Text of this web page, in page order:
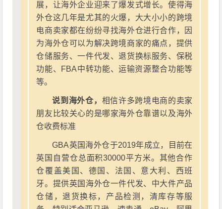
展，让海外企业迎来了爆发式增长。使得海
外仓这几年是尤其的火爆，大大小小的跨境
电商卖家都在纷纷寻找海外仓进行合作，因
为海外仓可以为解决跨境商家的痛点，提供
仓储服务、一件代发、退货换标服务、保税
功能、FBA中转功能、运输资源整合功能等
等。
说到海外仓， 相信许多跨境电商的卖家
朋友比较关心的是哪家海外仓靠谱以及海外
仓收费标准
GBA英国海外仓于2019年成立，目前在
英国自营仓总面积30000平方米。其他合作
仓覆盖美国、德国、法国、意大利、西班
牙。提供英国海外仓一件代发、中大件产品
仓储，退货换标，产品检测，清库存等服